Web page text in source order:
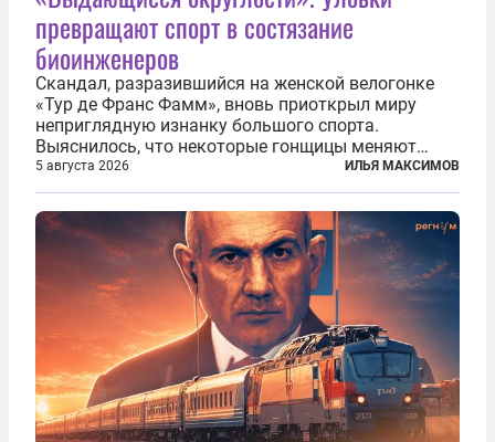
превращают спорт в состязание
биоинженеров
Скандал, разразившийся на женской велогонке
«Тур де Франс Фамм», вновь приоткрыл миру
неприглядную изнанку большого спорта.
Выяснилось, что некоторые гонщицы меняют
размер груди ради улучшения аэродинамики. За
фасадом труда, мастерства, упорства и
благородства, которые мы привыкли
ассоциировать с...
5 августа 2026 ИЛЬЯ МАКСИМОВ